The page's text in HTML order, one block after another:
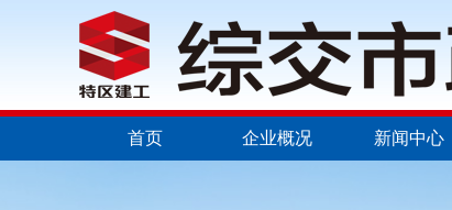
首页 企业概况 新闻中心